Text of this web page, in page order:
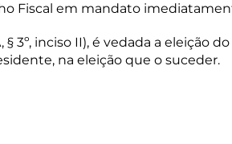
Fiscal em mandato
§ 3º, inciso II), é vedada a
na eleição que o suceder.